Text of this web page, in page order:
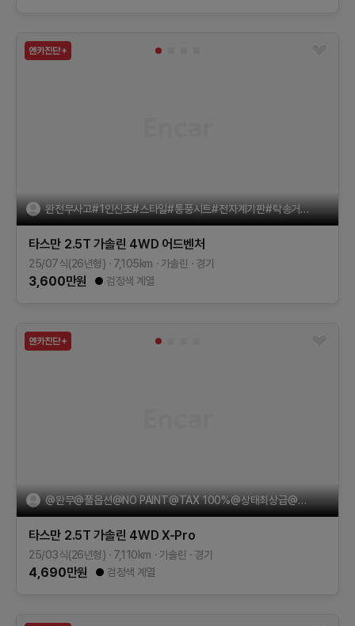
완전무사고#1인신조#스타일#통풍시트#전자계기판#탁송거래가능
타스만 2.5T 가솔린 4WD 어드벤처
25/07식(26년형) 7,105km 가솔린 경기
3,600만원 검정색 계열
@완무@풀옵션@NO PAINT@TAX 100%@상태최상급@전액저리할부가능~!
타스만 2.5T 가솔린 4WD X-Pro
25/03식(26년형) 7,110km 가솔린 경기
4,690만원 검정색 계열